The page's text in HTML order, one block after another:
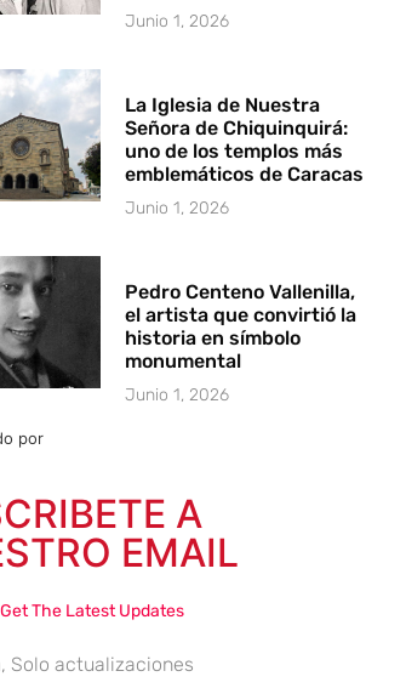
Junio 1, 2026
La Iglesia de Nuestra
Señora de Chiquinquirá:
uno de los templos más
emblemáticos de Caracas
Junio 1, 2026
Pedro Centeno Vallenilla,
el artista que convirtió la
historia en símbolo
monumental
Junio 1, 2026
por
A
EMAIL
Get The Latest Updates
Solo actualizaciones